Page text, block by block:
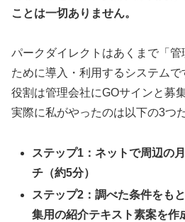
ことは一切ありません。
パークダイレクトはあくまで「
ために導入・利用するシステム
役割は管理会社にGOサインと募
実際に私がやったのは以下の3つ
ステップ1：ネットで周辺の
チ（約5分）
ステップ2：調べた条件をも
集用の紹介テキスト素案を作